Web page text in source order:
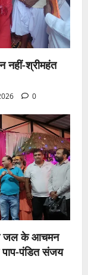
नहीं-श्रीमहंत
0
जल के आचमन
पाप-पंडित संजय